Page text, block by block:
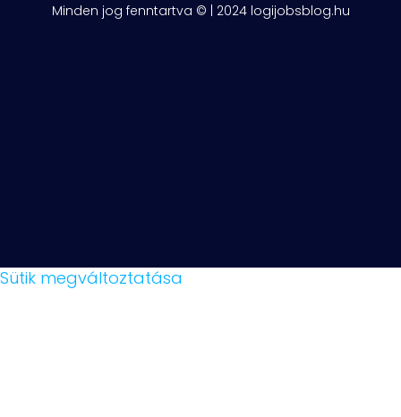
Minden jog fenntartva © | 2024 logijobsblog.hu
Sütik megváltoztatása